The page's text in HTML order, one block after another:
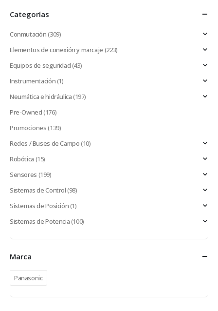
Categorías
Conmutación(309)
Elementos de conexión y marcaje (223)
Equipos de seguridad(43)
Instrumentación(1)
Neumática e hidráulica(197)
Pre-Owned(176)
Promociones(139)
Redes / Buses de Campo(10)
Robótica (15)
Sensores (199)
Sistemas de Control(98)
Sistemas de Posición(1)
Sistemas de Potencia(100)
Marca
Panasonic